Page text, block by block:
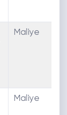
Maliye
Maliye